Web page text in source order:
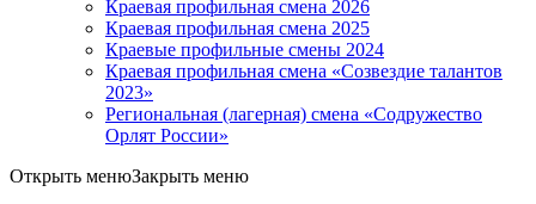
Краевая профильная смена 2026
Краевая профильная смена 2025
Краевые профильные смены 2024
Краевая профильная смена «Созвездие талантов
2023»
Региональная (лагерная) смена «Содружество
Орлят России»
Открыть менюЗакрыть меню